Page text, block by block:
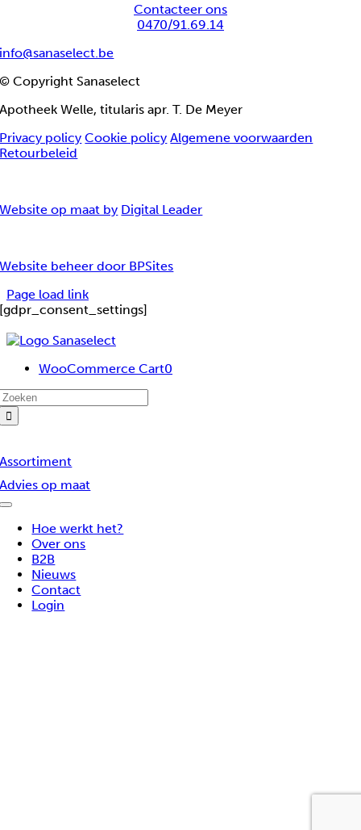
Contacteer ons
0470/91.69.14
info@sanaselect.be
© Copyright Sanaselect
Apotheek Welle, titularis apr. T. De Meyer
Privacy policy Cookie policy Algemene voorwaarden
Retourbeleid
Website op maat by Digital Leader
Website beheer door BPSites
Page load link
[gdpr_consent_settings]
WooCommerce Cart0
Assortiment
Advies op maat
Toggle
NavigatieHoe werkt het?
Over ons
B2B
Nieuws
Contact
Login